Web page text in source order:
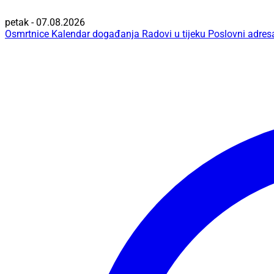
petak - 07.08.2026
Osmrtnice Kalendar događanja Radovi u tijeku Poslovni